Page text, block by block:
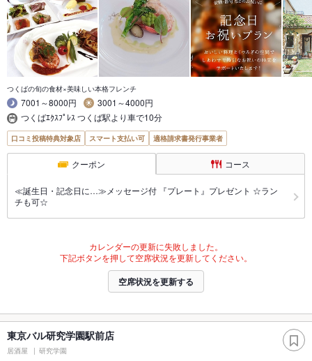
つくばの旬の食材×美味しい本格フレンチ
7001～8000円
3001～4000円
つくばｴｸｽﾌﾟﾚｽ つくば駅より車で10分
口コミ投稿特典対象店 スマート支払い可 適格請求書発行事業者
クーポン コース
≪誕生日・記念日に…≫メッセージ付 『プレート』プレゼント ☆ラン
チも可☆
カレンダーの更新に失敗しました。
下記ボタンを押して空席状況を更新してください。
空席状況を更新する
東京バル研究学園駅前店
居酒屋 研究学園